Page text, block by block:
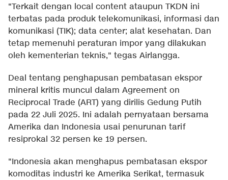
"Terkait dengan local content ataupun TKDN ini
terbatas pada produk telekomunikasi, informasi dan
komunikasi (TIK); data center; alat kesehatan. Dan
tetap memenuhi peraturan impor yang dilakukan
oleh kementerian teknis," tegas Airlangga.
Deal tentang penghapusan pembatasan ekspor
mineral kritis muncul dalam Agreement on
Reciprocal Trade (ART) yang dirilis Gedung Putih
pada 22 Juli 2025. Ini adalah pernyataan bersama
Amerika dan Indonesia usai penurunan tarif
resiprokal 32 persen ke 19 persen.
"Indonesia akan menghapus pembatasan ekspor
komoditas industri ke Amerika Serikat, termasuk